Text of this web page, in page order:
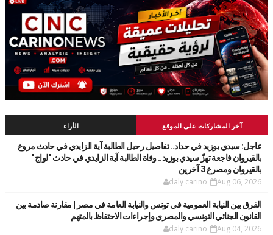
آخر المشاركات على الموقع الأراء
عاجل: سيدي بوزيد في حداد.. تفاصيل رحيل الطالبة آية الزايدي في حادث مروع
بالقيروان فاجعة تهزّ سيدي بوزيد.. وفاة الطالبة آية الزايدي في حادث "لواج"
بالقيروان ومصرع 3 آخرين
daly carino Aug 06, 2026
الفرق بين النيابة العمومية في تونس والنيابة العامة في مصر | مقارنة صادمة بين
القانون الجنائي التونسي والمصري وإجراءات الاحتفاظ بالمتهم
daly carino Aug 04, 2026